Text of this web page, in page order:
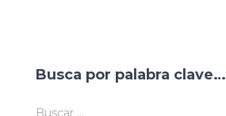
Busca por palabra clave…
Buscar …